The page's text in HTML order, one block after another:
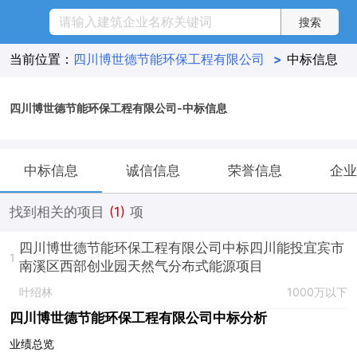
当前位置： 四川博世德节能环保工程有限公司 > 中标信息
四川博世德节能环保工程有限公司-中标信息
中标信息 诚信信息 荣誉信息 企
找到相关的项目 (1) 项
1
四川博世德节能环保工程有限公司中标四川能投宜宾市
南溪区西部创业园天然气分布式能源项目
叶绍林 1000万以下
四川博世德节能环保工程有限公司中标分析
业绩总览